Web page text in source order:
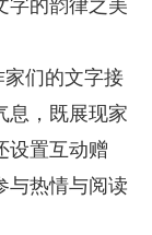
字的韵律之美
们的文字接
息，既展现家
设置互动赠
与热情与阅读